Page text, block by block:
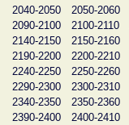
2040-2050
2050-2060
2090-2100
2100-2110
2140-2150
2150-2160
2190-2200
2200-2210
2240-2250
2250-2260
2290-2300
2300-2310
2340-2350
2350-2360
2390-2400
2400-2410